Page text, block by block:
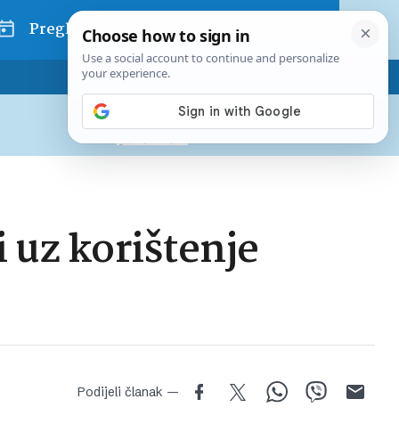
Pregled dana
Pretplatite se na Poslovni
Već od10 EURmjesečno
uz korištenje
Podijeli članak —